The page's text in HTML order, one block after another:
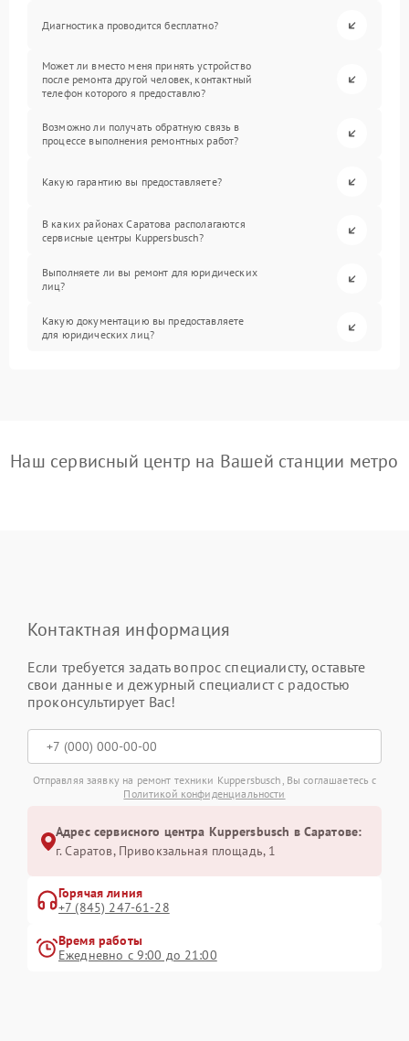
Диагностика проводится бесплатно?
Может ли вместо меня принять устройство
после ремонта другой человек, контактный
телефон которого я предоставлю?
Возможно ли получать обратную связь в
процессе выполнения ремонтных работ?
Какую гарантию вы предоставляете?
В каких районах Саратова располагаются
сервисные центры Kuppersbusch?
Выполняете ли вы ремонт для юридических
лиц?
Какую документацию вы предоставляете
для юридических лиц?
Наш сервисный центр на Вашей станции метро
Контактная информация
Если требуется задать вопрос специалисту, оставьте
свои данные и дежурный специалист с радостью
проконсультирует Вас!
Отправляя заявку на ремонт техники Kuppersbusch, Вы соглашаетесь с
Политикой конфиденциальности
Адрес сервисного центра Kuppersbusch в Саратове:
г. Саратов, Привокзальная площадь, 1
Горячая линия
+7 (845) 247-61-28
Время работы
Ежедневно с 9:00 до 21:00